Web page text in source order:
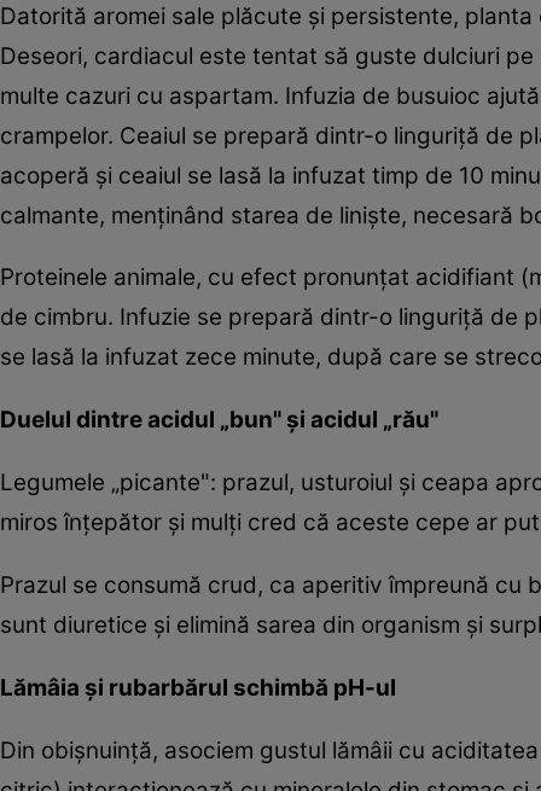
Datorită aromei sale plăcute şi persistente,
Deseori, cardiacul este tentat să guste dulciuri
multe cazuri cu aspartam. Infuzia de busuioc
crampelor. Ceaiul se prepară dintr-o linguriţă de
acoperă şi ceaiul se lasă la infuzat timp de 10
calmante, menţinând starea de linişte, necesară
Proteinele animale, cu efect pronunţat acidifiant
de cimbru. Infuzie se prepară dintr-o linguriţă de
se lasă la infuzat zece minute, după care se
Duelul dintre acidul „bun" şi acidul „rău"
Legumele „picante": prazul, usturoiul şi ceapa
miros înţepător şi mulţi cred că aceste cepe ar
Prazul se consumă crud, ca aperitiv împreună cu
sunt diuretice şi elimină sarea din organism şi
Lămâia şi rubarbărul schimbă pH-ul
Din obişnuinţă, asociem gustul lămâii cu